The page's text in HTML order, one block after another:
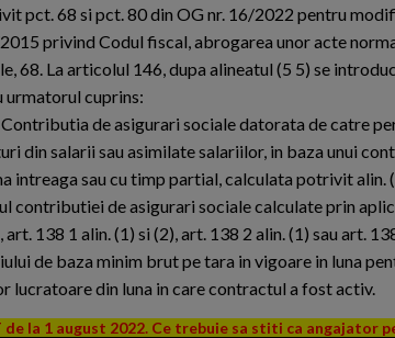
pct. 68 si pct. 80 din OG nr. 16/2022 pentru
privind Codul fiscal, abrogarea unor acte
68. La articolul 146, dupa alineatul (5 5) se
urmatorul cuprins:
de asigurari sociale datorata de catre
din salarii sau asimilate salariilor, in baza unui
intreaga sau cu timp partial, calculata potrivit alin.
contributiei de asigurari sociale calculate prin
art. 138 1 alin. (1) si (2), art. 138 2 alin. (1) sau art.
de baza minim brut pe tara in vigoare in luna
lucratoare din luna in care contractul a fost activ.
la 1 august 2022. Ce trebuie sa stiti ca angajator